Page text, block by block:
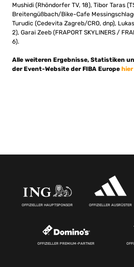
Mushidi (Rhöndorfer TV, 18), Tibor Taras
Breitengüßbach/Bike-Cafe
Turudic (Cedevita Zagreb/CRO, dnp),
2), Garai Zeeb (FRAPORT SKYLINERS /
6).
Alle weiteren Ergebnisse, Statistiken
der Event-Website der FIBA Europe hier
OFFIZIELLER HAUPTSPONSOR OFFIZIELLER AUSRÜSTER
OFFIZIELLER PREMIUM-PARTNER